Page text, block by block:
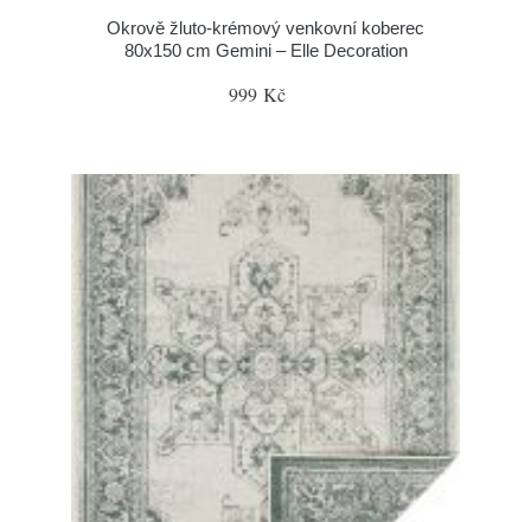
Okrově žluto-krémový venkovní koberec
80x150 cm Gemini – Elle Decoration
999 Kč